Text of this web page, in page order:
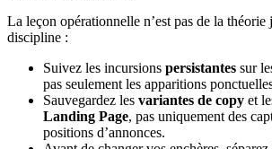
La leçon opérationnelle n’est pas de la théorie
discipline :
Suivez les incursions persistantes sur
pas seulement les apparitions
Sauvegardez les variantes de copy et
Landing Page, pas uniquement des
positions d’annonces.